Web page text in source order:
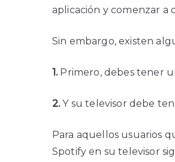
aplicación y comenzar a
Sin embargo, existen
1.Primero, debes tener
2.Y su televisor debe
Para aquellos usuarios
Spotify en su televisor